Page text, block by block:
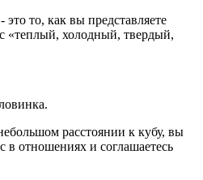
то, как вы представляете
«теплый, холодный, твердый,
расстоянии к кубу, вы
в отношениях и соглашаетесь